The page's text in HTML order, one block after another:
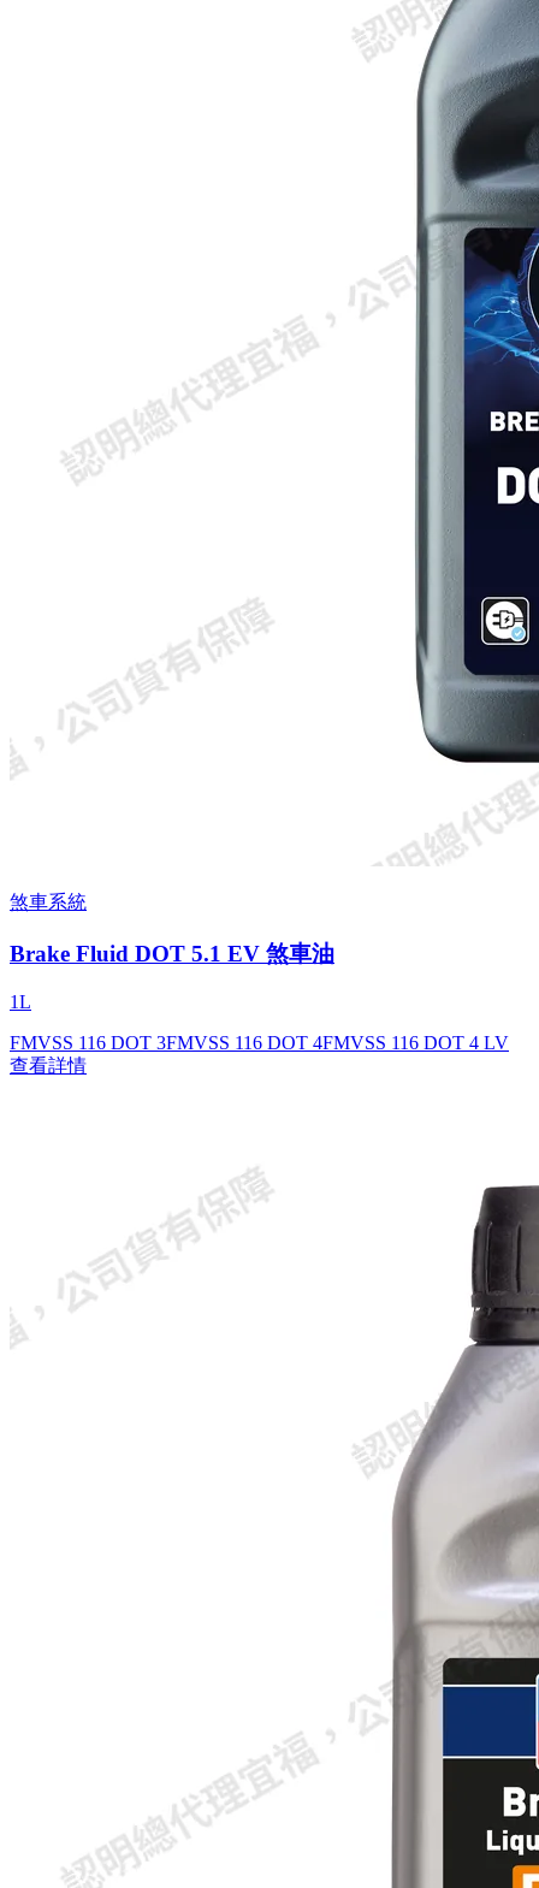
煞車系統
Brake Fluid DOT 5.1 EV 煞車油
1L
FMVSS 116 DOT 3FMVSS 116 DOT 4FMVSS 116 DOT 4 LV
查看詳情